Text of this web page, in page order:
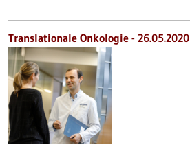
Translationale Onkologie - 26.05.2020